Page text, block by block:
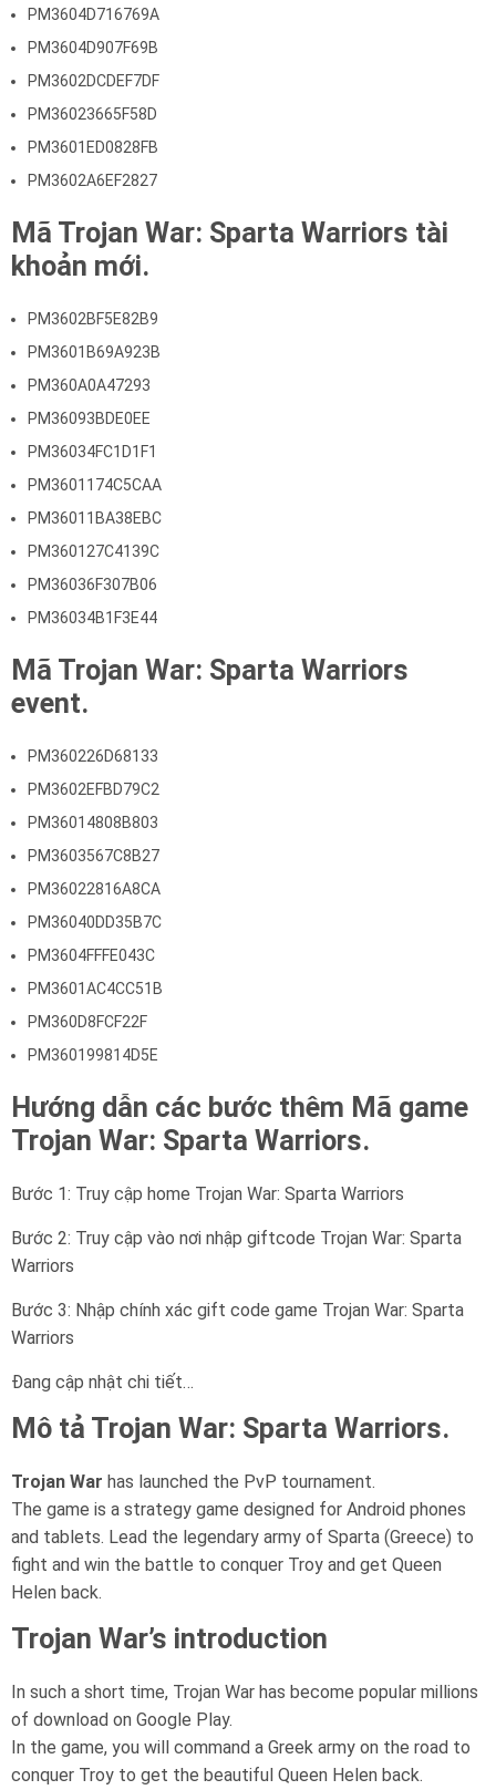
PM3604D716769A
PM3604D907F69B
PM3602DCDEF7DF
PM36023665F58D
PM3601ED0828FB
PM3602A6EF2827
Mã Trojan War: Sparta Warriors tài
khoản mới.
PM3602BF5E82B9
PM3601B69A923B
PM360A0A47293
PM36093BDE0EE
PM36034FC1D1F1
PM3601174C5CAA
PM36011BA38EBC
PM360127C4139C
PM36036F307B06
PM36034B1F3E44
Mã Trojan War: Sparta Warriors
event.
PM360226D68133
PM3602EFBD79C2
PM36014808B803
PM3603567C8B27
PM36022816A8CA
PM36040DD35B7C
PM3604FFFE043C
PM3601AC4CC51B
PM360D8FCF22F
PM360199814D5E
Hướng dẫn các bước thêm Mã game
Trojan War: Sparta Warriors.
Bước 1: Truy cập home Trojan War: Sparta Warriors
Bước 2: Truy cập vào nơi nhập giftcode Trojan War: Sparta
Warriors
Bước 3: Nhập chính xác gift code game Trojan War: Sparta
Warriors
Đang cập nhật chi tiết…
Mô tả Trojan War: Sparta Warriors.
Trojan War has launched the PvP tournament.
The game is a strategy game designed for Android phones
and tablets. Lead the legendary army of Sparta (Greece) to
fight and win the battle to conquer Troy and get Queen
Helen back.
Trojan War’s introduction
In such a short time, Trojan War has become popular millions
of download on Google Play.
In the game, you will command a Greek army on the road to
conquer Troy to get the beautiful Queen Helen back.